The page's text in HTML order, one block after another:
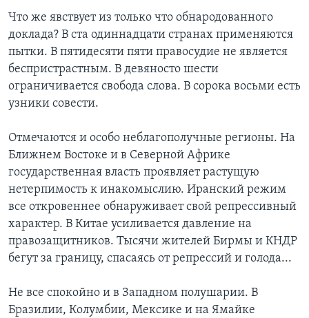
Что же явствует из только что обнародованного
доклада? В ста одиннадцати странах применяются
пытки. В пятидесяти пяти правосудие не является
беспристрастным. В девяносто шести
ограничивается свобода слова. В сорока восьми есть
узники совести.
Отмечаются и особо неблагополучные регионы. На
Ближнем Востоке и в Северной Африке
государственная власть проявляет растущую
нетерпимость к инакомыслию. Иранский режим
все откровеннее обнаруживает свой репрессивный
характер. В Китае усиливается давление на
правозащитников. Тысячи жителей Бирмы и КНДР
бегут за границу, спасаясь от репрессий и голода...
Не все спокойно и в Западном полушарии. В
Бразилии, Колумбии, Мексике и на Ямайке